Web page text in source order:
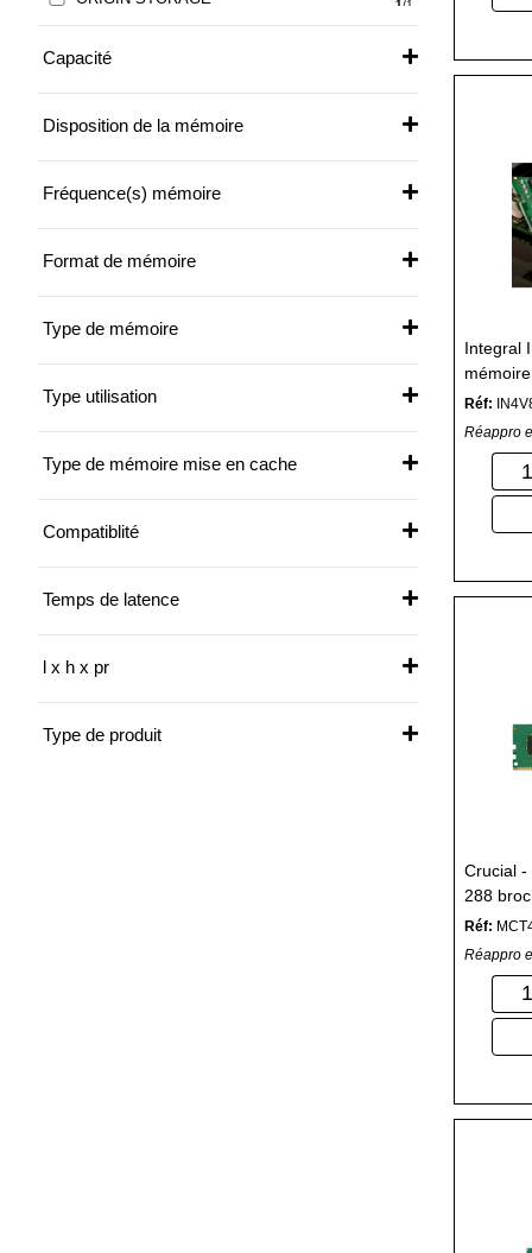
1/1
PNY
SQP /46
SYNOLOGY 2/2
TRANSCEND /19
1/1
Capacité
Disposition de la mémoire
Fréquence(s) mémoire
Format de mémoire
Type de mémoire
Type utilisation
Type de mémoire mise en cache
Compatiblité
Temps de latence
l x h x pr
Type de produit
Integral
SO-
Réf:
Réappro
Crucial -
288
Réf:
Réappro